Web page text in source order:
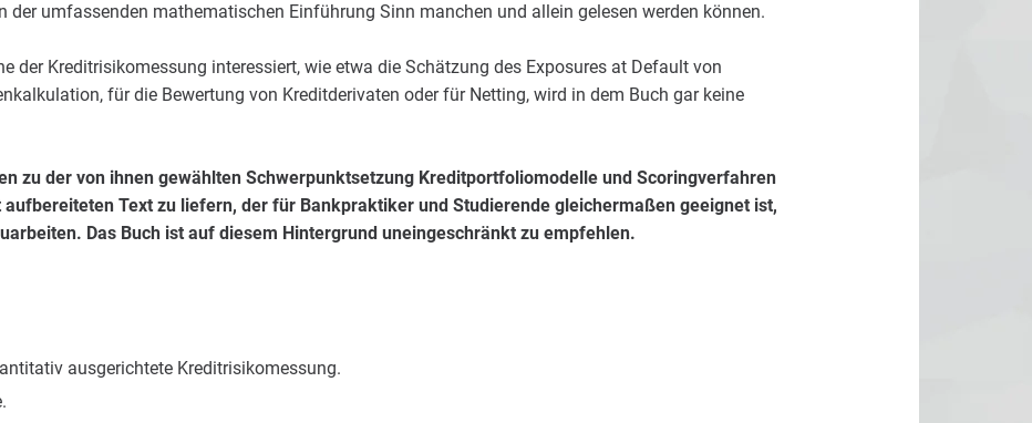
der umfassenden mathematischen Einführung Sinn manchen und allein gelesen werden können.
der Kreditrisikomessung interessiert, wie etwa die Schätzung des Exposures at Default von
für die Bewertung von Kreditderivaten oder für Netting, wird in dem Buch gar keine
zu der von ihnen gewählten Schwerpunktsetzung Kreditportfoliomodelle und Scoringverfahren
Text zu liefern, der für Bankpraktiker und Studierende gleichermaßen geeignet ist,
Das Buch ist auf diesem Hintergrund uneingeschränkt zu empfehlen.
ausgerichtete Kreditrisikomessung.